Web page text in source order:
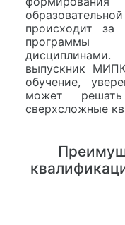
происходит за
программы
выпускник
обучение,
может
сверхсложные